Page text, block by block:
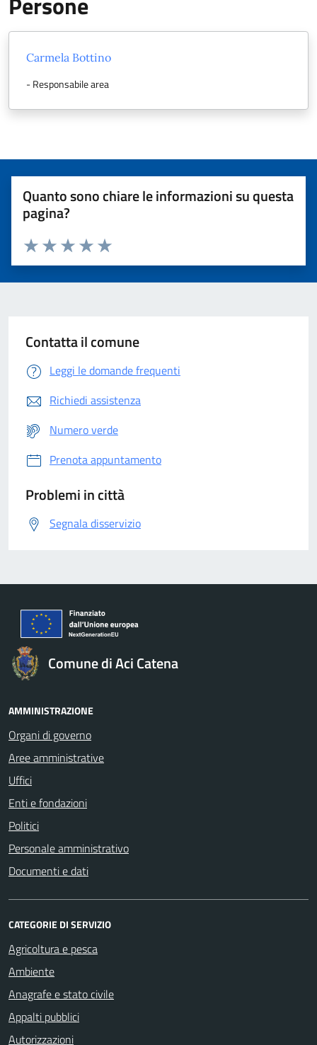
Carmela Bottino
- Responsabile area
Quanto sono chiare le informazioni su questa
pagina?
Valuta 5 stelle su 5
Valuta 4 stelle su 5
Valuta 3 stelle su 5
Valuta 2 stelle su 5
Valuta 1 stelle su 5
Contatta il comune
Leggi le domande frequenti
Richiedi assistenza
Numero verde
Prenota appuntamento
Problemi in città
Segnala disservizio
Comune di Aci Catena
AMMINISTRAZIONE
Organi di governo
Aree amministrative
Uffici
Enti e fondazioni
Politici
Personale amministrativo
Documenti e dati
CATEGORIE DI SERVIZIO
Agricoltura e pesca
Ambiente
Anagrafe e stato civile
Appalti pubblici
Autorizzazioni